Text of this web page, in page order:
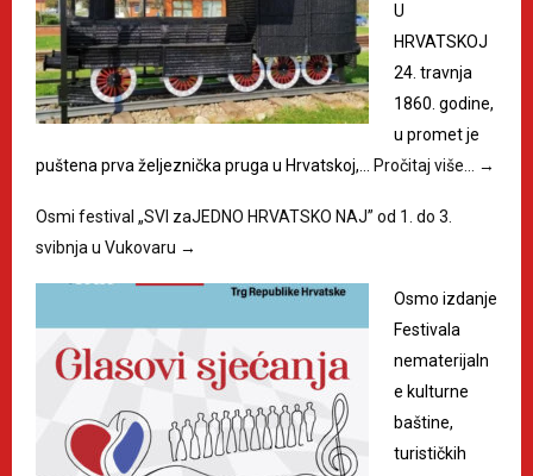
U
HRVATSKOJ
24. travnja
1860. godine,
u promet je
puštena prva željeznička pruga u Hrvatskoj,…
Pročitaj više… →
Osmi festival „SVI zaJEDNO HRVATSKO NAJ” od 1. do 3.
svibnja u Vukovaru →
Osmo izdanje
Festivala
nematerijaln
e kulturne
baštine,
turističkih